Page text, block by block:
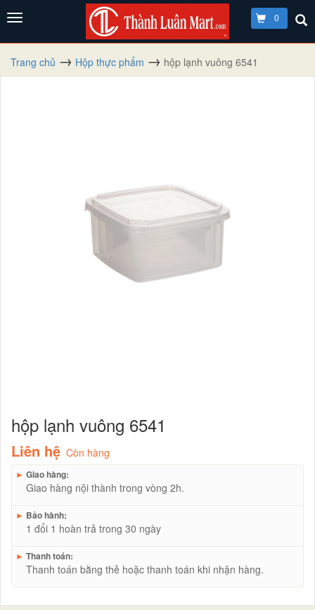
0
Trang chủ Hộp thực phẩm hộp lạnh vuông 6541
hộp lạnh vuông 6541
Liên hệ Còn hàng
► Giao hàng:
Giao hàng nội thành trong vòng 2h.
► Bảo hành:
1 đổi 1 hoàn trả trong 30 ngày
► Thanh toán:
Thanh toán bằng thẻ hoặc thanh toán khi nhận hàng.